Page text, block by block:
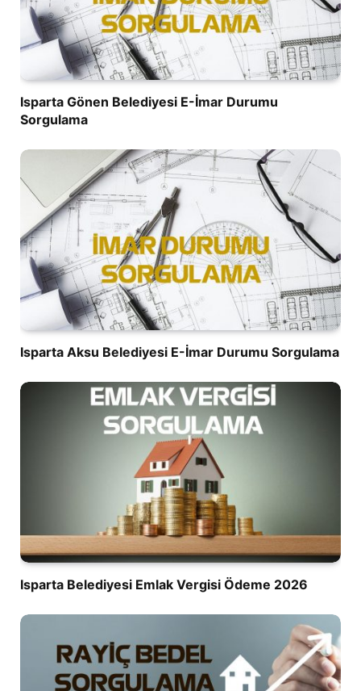
Isparta Gönen Belediyesi E-İmar Durumu
Sorgulama
Isparta Aksu Belediyesi E-İmar Durumu Sorgulama
Isparta Belediyesi Emlak Vergisi Ödeme 2026